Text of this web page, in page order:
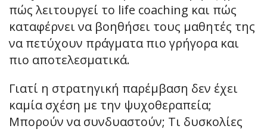
πώς λειτουργεί το life coaching και πώς
καταφέρνει να βοηθήσει τους μαθητές της
να πετύχουν πράγματα πιο γρήγορα και
πιο αποτελεσματικά.
Γιατί η στρατηγική παρέμβαση δεν έχει
καμία σχέση με την ψυχοθεραπεία;
Μπορούν να συνδυαστούν; Τι δυσκολίες